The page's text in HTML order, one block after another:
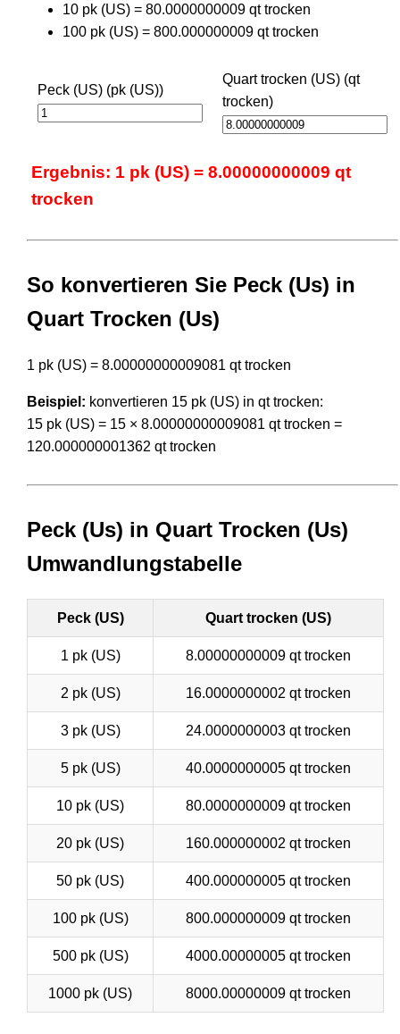
10 pk (US) = 80.0000000009 qt trocken
100 pk (US) = 800.000000009 qt trocken
Peck (US) (pk (US))
Quart trocken (US) (qt
trocken)
Ergebnis: 1 pk (US) = 8.00000000009 qt
trocken
So konvertieren Sie Peck (Us) in
Quart Trocken (Us)
1 pk (US) = 8.00000000009081 qt trocken
Beispiel: konvertieren 15 pk (US) in qt trocken:
15 pk (US) = 15 × 8.00000000009081 qt trocken =
120.000000001362 qt trocken
Peck (Us) in Quart Trocken (Us)
Umwandlungstabelle
Peck (US) Quart trocken (US)
1 pk (US) 8.00000000009 qt trocken
2 pk (US) 16.0000000002 qt trocken
3 pk (US) 24.0000000003 qt trocken
5 pk (US) 40.0000000005 qt trocken
10 pk (US) 80.0000000009 qt trocken
20 pk (US) 160.000000002 qt trocken
50 pk (US) 400.000000005 qt trocken
100 pk (US) 800.000000009 qt trocken
500 pk (US) 4000.00000005 qt trocken
1000 pk (US) 8000.00000009 qt trocken